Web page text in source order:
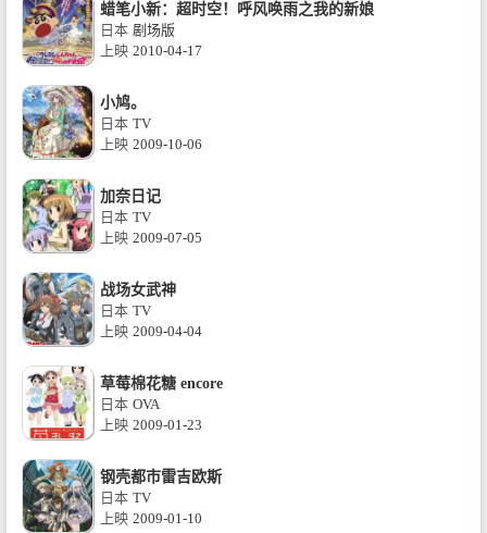
蜡笔小新：超时空！呼风唤雨之我的新娘
日本 剧场版
上映 2010-04-17
小鸠。
日本 TV
上映 2009-10-06
加奈日记
日本 TV
上映 2009-07-05
战场女武神
日本 TV
上映 2009-04-04
草莓棉花糖 encore
日本 OVA
上映 2009-01-23
钢壳都市雷吉欧斯
日本 TV
上映 2009-01-10